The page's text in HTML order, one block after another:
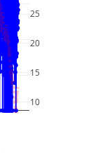
10
15
20
25